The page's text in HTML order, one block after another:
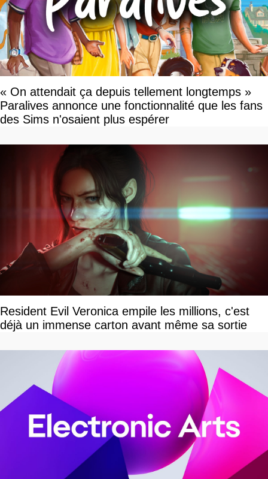
« On attendait ça depuis tellement longtemps »
Paralives annonce une fonctionnalité que les fans
des Sims n'osaient plus espérer
Resident Evil Veronica empile les millions, c'est
déjà un immense carton avant même sa sortie